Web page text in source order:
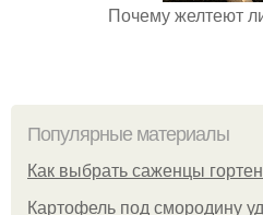
Почему желтеют
Популярные материалы
Как выбрать саженцы
Картофель под смородину